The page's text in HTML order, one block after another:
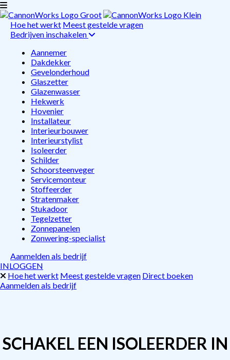
Hoe het werkt Meest gestelde vragen
Bedrijven inschakelen
Aannemer
Dakdekker
Gevelonderhoud
Glaszetter
Glazenwasser
Hekwerk
Hovenier
Installateur
Interieurbouwer
Interieurstylist
Isoleerder
Schilder
Schoorsteenveger
Servicemonteur
Stoffeerder
Stratenmaker
Stukadoor
Tegelzetter
Zonnepanelen
Zonwering-specialist
Aanmelden als bedrijf
INLOGGEN
Hoe het werkt Meest gestelde vragen Direct boeken
Aanmelden als bedrijf
SCHAKEL EEN ISOLEERDER IN